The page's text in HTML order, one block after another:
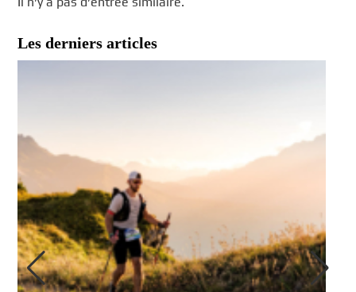
Les derniers articles